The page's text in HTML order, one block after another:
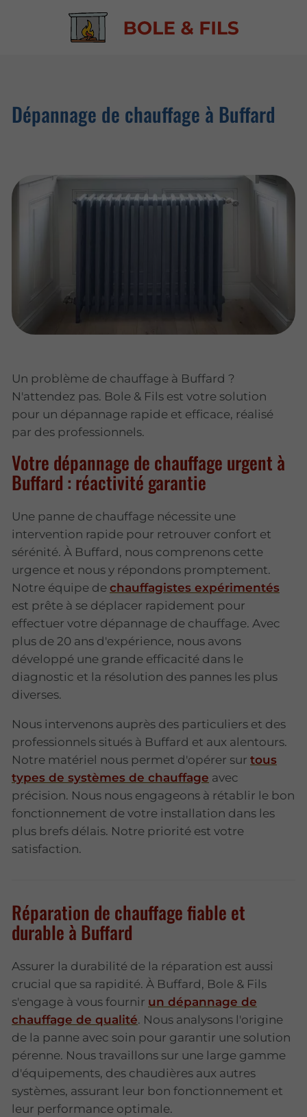
Dépannage de chauffage à Buffard
Un problème de chauffage à Buffard ?
N'attendez pas. Bole & Fils est votre solution
pour un dépannage rapide et efficace, réalisé
par des professionnels.
Votre dépannage de chauffage urgent à
Buffard : réactivité garantie
Une panne de chauffage nécessite une
intervention rapide pour retrouver confort et
sérénité. À Buffard, nous comprenons cette
urgence et nous y répondons promptement.
Notre équipe de chauffagistes expérimentés
est prête à se déplacer rapidement pour
effectuer votre dépannage de chauffage. Avec
plus de 20 ans d'expérience, nous avons
développé une grande efficacité dans le
diagnostic et la résolution des pannes les plus
diverses.
Nous intervenons auprès des particuliers et des
professionnels situés à Buffard et aux alentours.
Notre matériel nous permet d'opérer sur tous
types de systèmes de chauffage avec
précision. Nous nous engageons à rétablir le bon
fonctionnement de votre installation dans les
plus brefs délais. Notre priorité est votre
satisfaction.
Réparation de chauffage fiable et
durable à Buffard
Assurer la durabilité de la réparation est aussi
crucial que sa rapidité. À Buffard, Bole & Fils
s'engage à vous fournir un dépannage de
chauffage de qualité. Nous analysons l'origine
de la panne avec soin pour garantir une solution
pérenne. Nous travaillons sur une large gamme
d'équipements, des chaudières aux autres
systèmes, assurant leur bon fonctionnement et
leur performance optimale.